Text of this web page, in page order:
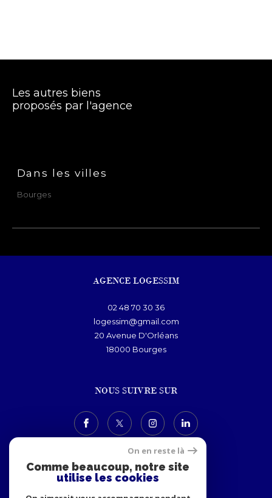
Les autres biens
proposés par l'agence
Dans les villes
Bourges
AGENCE LOGESSIM
02 48 70 30 36
logessim@gmail.com
20 Avenue D'Orléans
18000
bourges
NOUS SUIVRE SUR
On en reste là
Comme beaucoup, notre site
utilise les cookies